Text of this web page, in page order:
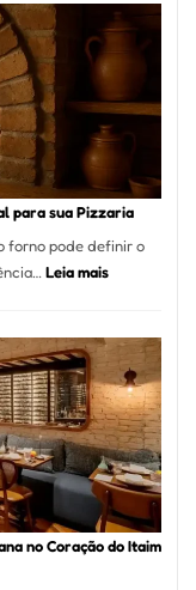
Encontrar
um
Bom
Lugar
para
Comer?
Este
Portal
Resolver
Isso
para sua Pizzaria
forno pode definir o
Leia mais:
Como
Escolher
o
Forno
Ideal
para
sua
Pizzaria
no Coração do Itaim